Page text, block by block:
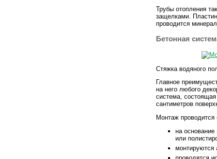
Трубы отопления
защелками.
проводится
Бетонная
Стяжка водяного
Главное
на него любого
система,
сантиметров
Монтаж
на
или
монтируются